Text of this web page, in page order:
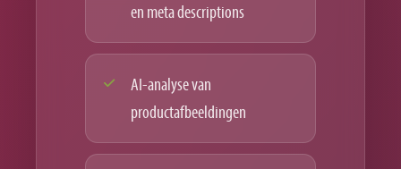
en meta descriptions
AI-analyse van
productafbeeldingen